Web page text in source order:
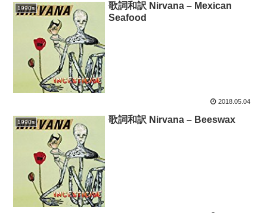
1990s
歌詞和訳 Nirvana – Mexican
Seafood
2018.05.04
1990s 歌詞和訳 Nirvana – Beeswax